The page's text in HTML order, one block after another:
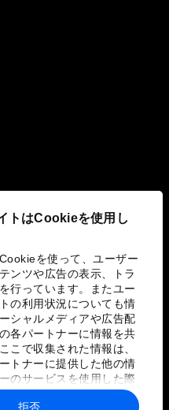
トはCookieを使用し
を使って、ユーザー
ンツや広告の表示、トラ
行っています。またユー
の利用状況についても情
シャルメディアや広告配
各パートナーに情報を共
こで収集された情報は、
トナーに提供した他の情
のサービスを使用した際
と組み合わされ、各パー
拒否